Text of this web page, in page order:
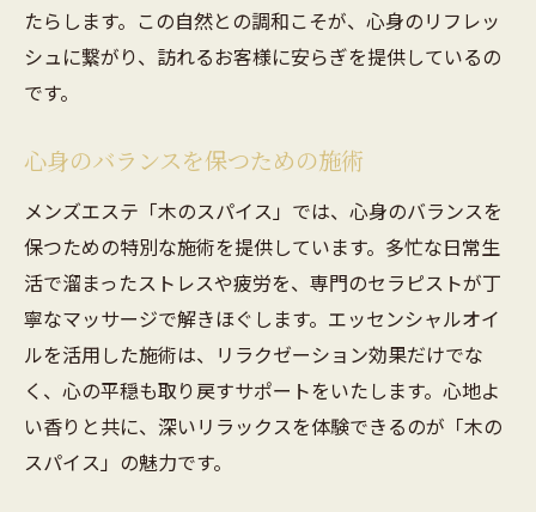
たらします。この自然との調和こそが、心身のリフレッ
シュに繋がり、訪れるお客様に安らぎを提供しているの
です。
心身のバランスを保つための施術
メンズエステ「木のスパイス」では、心身のバランスを
保つための特別な施術を提供しています。多忙な日常生
活で溜まったストレスや疲労を、専門のセラピストが丁
寧なマッサージで解きほぐします。エッセンシャルオイ
ルを活用した施術は、リラクゼーション効果だけでな
く、心の平穏も取り戻すサポートをいたします。心地よ
い香りと共に、深いリラックスを体験できるのが「木の
スパイス」の魅力です。